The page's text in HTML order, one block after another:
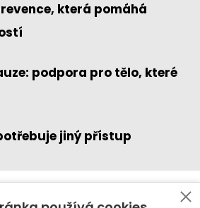
která pomáhá
podpora pro tělo, které
jiný přístup